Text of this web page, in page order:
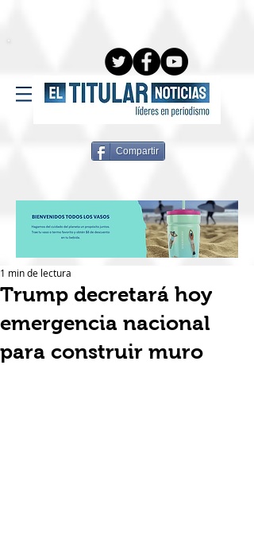
Compartir
Trump decretará hoy
emergencia nacional
para construir muro
1 min de lectura